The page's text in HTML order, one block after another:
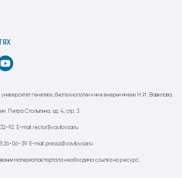
генетики, биотехнологии и инженерии имени Н.И. Вавилова.
Петра Столыпина, зд. 4, стр. 3.
92. E-mail: rector@vavilovsar.ru
06-39. E-mail: pressa@vavilovsar.ru
материалов портала необходима ссылка на ресурс.